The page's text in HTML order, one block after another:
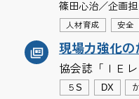
篠田心治／企画
人材育成 安全
現場力強化の
協会誌「ＩＥレ
５S DX